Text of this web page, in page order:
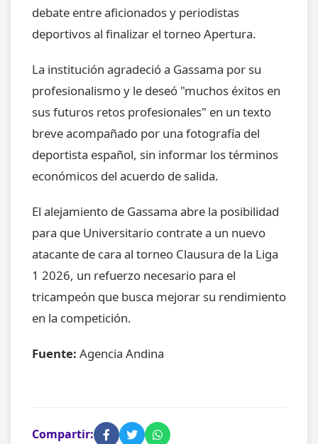
debate entre aficionados y periodistas
deportivos al finalizar el torneo Apertura.
La institución agradeció a Gassama por su
profesionalismo y le deseó "muchos éxitos en
sus futuros retos profesionales" en un texto
breve acompañado por una fotografía del
deportista español, sin informar los términos
económicos del acuerdo de salida.
El alejamiento de Gassama abre la posibilidad
para que Universitario contrate a un nuevo
atacante de cara al torneo Clausura de la Liga
1 2026, un refuerzo necesario para el
tricampeón que busca mejorar su rendimiento
en la competición.
Fuente: Agencia Andina
Compartir: